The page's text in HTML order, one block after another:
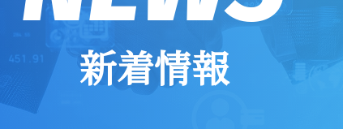
新着情報